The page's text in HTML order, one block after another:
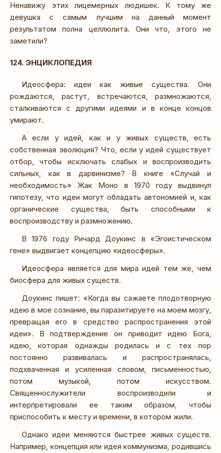
Ненавижу этих лицемерных людишек. К тому же
девушка с самым лучшим на данный момент
результатом полна целлюлита. Они что, этого не
заметили?
124. ЭНЦИКЛОПЕДИЯ
Идеосфера: идеи как живые существа. Они
рождаются, растут, встречаются, размножаются,
сталкиваются с другими идеями и в конце концов
умирают.
А если у идей, как и у живых существ, есть
собственная эволюция? Что, если у идей существует
отбор, чтобы исключать слабых и воспроизводить
сильных, как в дарвинизме? В книге «Случай и
необходимость» Жак Моно в 1970 году выдвинул
гипотезу, что идеи могут обладать автономией и, как
органические существа, быть способными к
воспроизводству и размножению.
В 1976 году Ричард Доукинс в «Эгоистическом
гене» выдвигает концепцию «идеосферы».
Идеосфера является для мира идей тем же, чем
биосфера для живых существ.
Доукинс пишет: «Когда вы сажаете плодотворную
идею в мое сознание, вы паразитируете на моем мозгу,
превращая его в средство распространения этой
идеи». В подтверждение он приводит идею Бога,
идею, которая однажды родилась и с тех пор
постоянно развивалась и распространялась,
подхваченная и усиленная словом, письменностью,
потом музыкой, потом искусством.
Священнослужители воспроизводили и
интерпретировали ее таким образом, чтобы
приспособить к месту и времени, в котором жили.
Однако идеи меняются быстрее живых существ.
Например, концепция или идея коммунизма, родившись